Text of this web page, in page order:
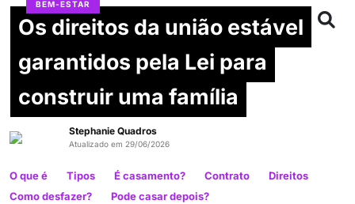
BEM-ESTAR
Os direitos da união estável
garantidos pela Lei para
construir uma família
Stephanie Quadros
Atualizado em 29/06/2026
O que é Tipos É casamento? Contrato
Direitos
Como desfazer?
Pode casar depois?